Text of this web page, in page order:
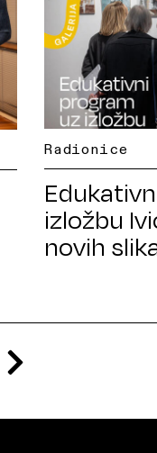
Radionice
izložbu
novih